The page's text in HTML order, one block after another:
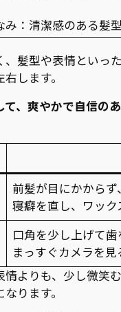
み：清潔感のある髪
、髪型や表情といっ
します。
て、爽やかで自信の
前髪が目にかから
寝癖を直し、ワック
口角を少し上げて
まっすぐカメラを
情よりも、少し微笑
ります。